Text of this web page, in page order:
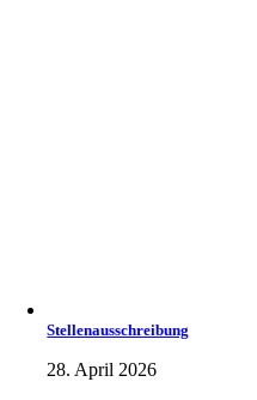
Stellenausschreibung
28. April 2026